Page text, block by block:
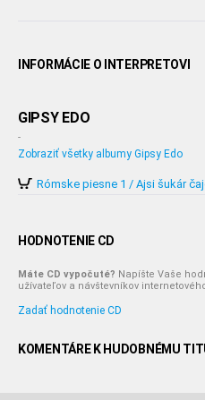
INFORMÁCIE O INTERPRETOVI
GIPSY EDO
-
Zobraziť všetky albumy Gipsy Edo
Rómske piesne 1 / Ajsi šukár
HODNOTENIE CD
Máte CD vypočuté? Napíšte Vaše
užívateľov a návštevníkov
Zadať hodnotenie CD
KOMENTÁRE K HUDOBNÉMU